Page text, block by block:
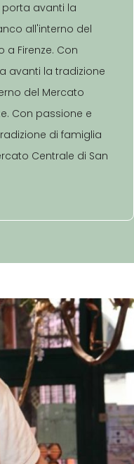
avanti la
all'interno del
a Firenze. Con
avanti la tradizione
del Mercato
Con passione e
di famiglia
Centrale di San